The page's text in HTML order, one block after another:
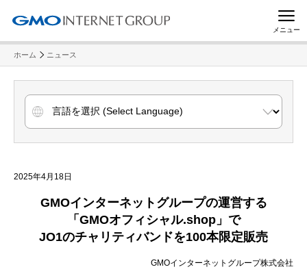
メニュー
ホーム ニュース
2025年4月18日
GMOインターネットグループの運営する
「GMOオフィシャル.shop」で
JO1のチャリティバンドを100本限定販売
GMOインターネットグループ株式会社